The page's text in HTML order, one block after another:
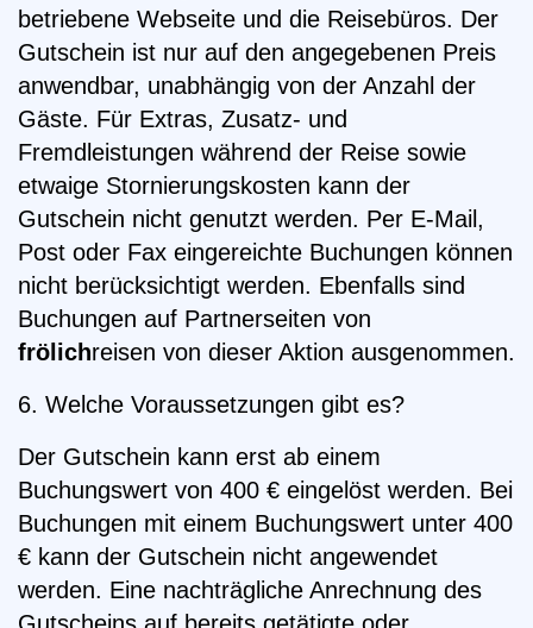
betriebene Webseite und die Reisebüros. Der
Gutschein ist nur auf den angegebenen Preis
anwendbar, unabhängig von der Anzahl der
Gäste. Für Extras, Zusatz- und
Fremdleistungen während der Reise sowie
etwaige Stornierungskosten kann der
Gutschein nicht genutzt werden. Per E-Mail,
Post oder Fax eingereichte Buchungen können
nicht berücksichtigt werden. Ebenfalls sind
Buchungen auf Partnerseiten von
frölichreisen von dieser Aktion ausgenommen.
6. Welche Voraussetzungen gibt es?
Der Gutschein kann erst ab einem
Buchungswert von 400 € eingelöst werden. Bei
Buchungen mit einem Buchungswert unter 400
€ kann der Gutschein nicht angewendet
werden. Eine nachträgliche Anrechnung des